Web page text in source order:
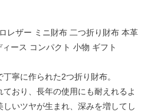
レザー ミニ財布 二つ折り財布 本革
ース コンパクト 小物 ギフト
寧に作られた2つ折り財布。
ており、長年の使用にも耐えれるよ
いツヤが生まれ、深みを増してし